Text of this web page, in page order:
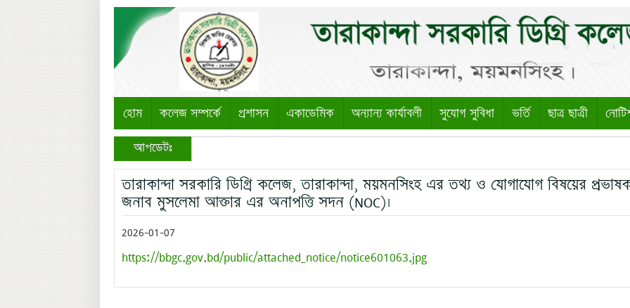
হোম কলেজ সম্পর্কে প্রশাসন একাডেমিক অন্যান্য কার্যাবলী সুযোগ সুবিধা ভর্তি ছাত্র ছাত্রী
আপডেটঃ
তারাকান্দা সরকারি ডিগ্রি কলেজ, তারাকান্দা, ময়মনসিংহ এর তথ্য ও যোগাযোগ বিষয়ের
জনাব মুসলেমা আক্তার এর অনাপত্তি সদন (NOC)।
2026-01-07
https://bbgc.gov.bd/public/attached_notice/notice601063.jpg